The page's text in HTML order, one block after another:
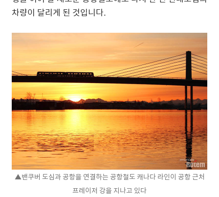
차량이 달리게 된 것입니다.
▲밴쿠버 도심과 공항을 연결하는 공항철도 캐나다 라인이 공항 근처
프레이저 강을 지나고 있다